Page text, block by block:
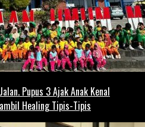
Pupus 3 Ajak Anak Kenal
Healing Tipis-Tipis